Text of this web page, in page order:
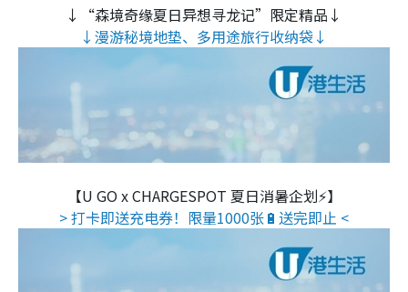
↓“森境奇缘夏日异想寻龙记”限定精品↓
↓漫游秘境地垫、多用途旅行收纳袋↓
【U GO x CHARGESPOT 夏日消暑企划⚡】
> 打卡即送充电券！限量1000张🔋送完即止 <